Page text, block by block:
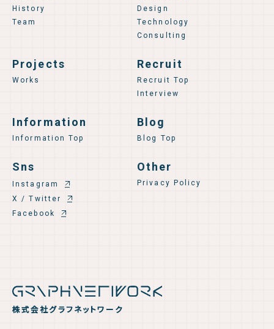
株式会社グラフネットワーク
History
Team
Design
Technology
Consulting
Projects
Works
Recruit
Recruit Top
Interview
Information
Information Top
Blog
Blog Top
Sns
Instagram
X / Twitter
Facebook
Other
Privacy Policy